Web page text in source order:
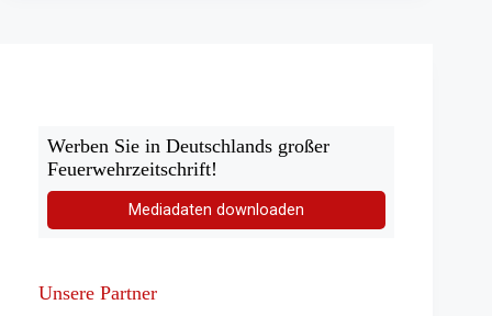
Werben Sie in Deutschlands großer
Feuerwehrzeitschrift!
Mediadaten downloaden
Unsere Partner